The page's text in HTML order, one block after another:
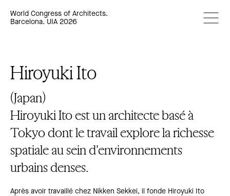
World Congress of Architects.
Barcelona. UIA 2026
Hiroyuki Ito
(Japan)
Hiroyuki Ito est un architecte basé à
Tokyo dont le travail explore la richesse
spatiale au sein d’environnements
urbains denses.
Après avoir travaillé chez Nikken Sekkei, il fonde Hiroyuki Ito